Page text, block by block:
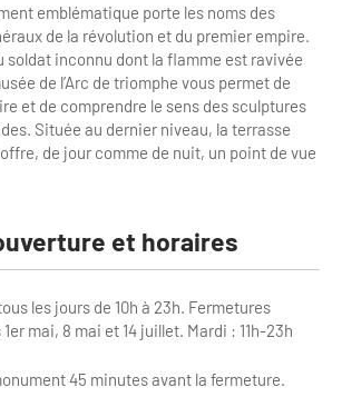
de vos visiteurs
des visiteurs
- Châteaux
et animaliers
outlets
emblématique porte les noms des
de la révolution et du premier empire.
soldat inconnu dont la flamme est ravivée
de l’Arc de triomphe vous permet de
et de comprendre le sens des sculptures
Située au dernier niveau, la terrasse
de jour comme de nuit, un point de vue
et horaires
les jours de 10h à 23h. Fermetures
mai, 8 mai et 14 juillet. Mardi : 11h-23h
45 minutes avant la fermeture.